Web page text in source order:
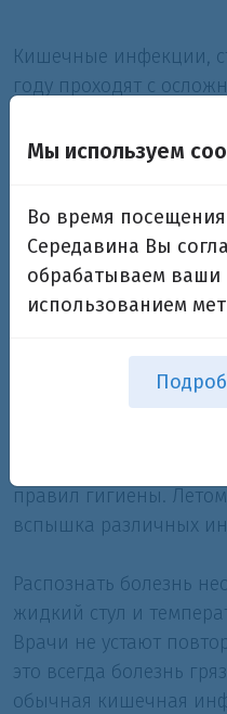
Кишечные инфекции,
году проходят с
чтобы сохранить
Четырехлетний
больницу он попал 2
кишечная инфекция
острая почечная
много дней лечения и
По мнению врачей,
произойти из-за
правил гигиены.
вспышка различных
Распознать болезнь
жидкий стул и
Врачи не устают
это всегда болезнь
обычная кишечная
Мы используем
Во время
Середавина Вы
обрабатываем
использованием